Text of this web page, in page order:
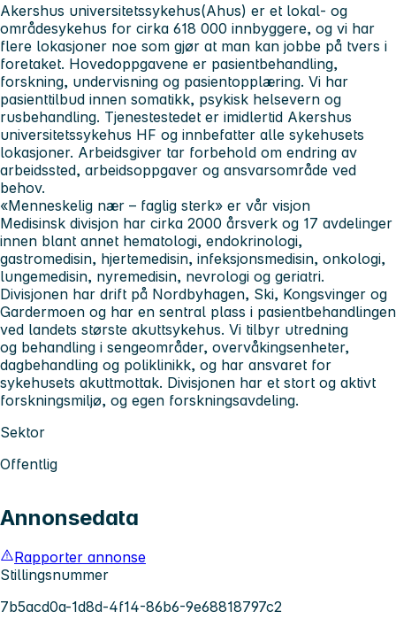
Akershus universitetssykehus(Ahus) er et lokal- og
områdesykehus for cirka 618 000 innbyggere, og vi har
flere lokasjoner noe som gjør at man kan jobbe på tvers i
foretaket. Hovedoppgavene er pasientbehandling,
forskning, undervisning og pasientopplæring. Vi har
pasienttilbud innen somatikk, psykisk helsevern og
rusbehandling. Tjenestestedet er imidlertid Akershus
universitetssykehus HF og innbefatter alle sykehusets
lokasjoner. Arbeidsgiver tar forbehold om endring av
arbeidssted, arbeidsoppgaver og ansvarsområde ved
behov.
«Menneskelig nær – faglig sterk» er vår visjon
Medisinsk divisjon har cirka 2000 årsverk og 17 avdelinger
innen blant annet hematologi, endokrinologi,
gastromedisin, hjertemedisin, infeksjonsmedisin, onkologi,
lungemedisin, nyremedisin, nevrologi og geriatri.
Divisjonen har drift på Nordbyhagen, Ski, Kongsvinger og
Gardermoen og har en sentral plass i pasientbehandlingen
ved landets største akuttsykehus. Vi tilbyr utredning
og behandling i sengeområder, overvåkingsenheter,
dagbehandling og poliklinikk, og har ansvaret for
sykehusets akuttmottak. Divisjonen har et stort og aktivt
forskningsmiljø, og egen forskningsavdeling.
Sektor
Offentlig
Annonsedata
Rapporter annonse
Stillingsnummer
7b5acd0a-1d8d-4f14-86b6-9e68818797c2